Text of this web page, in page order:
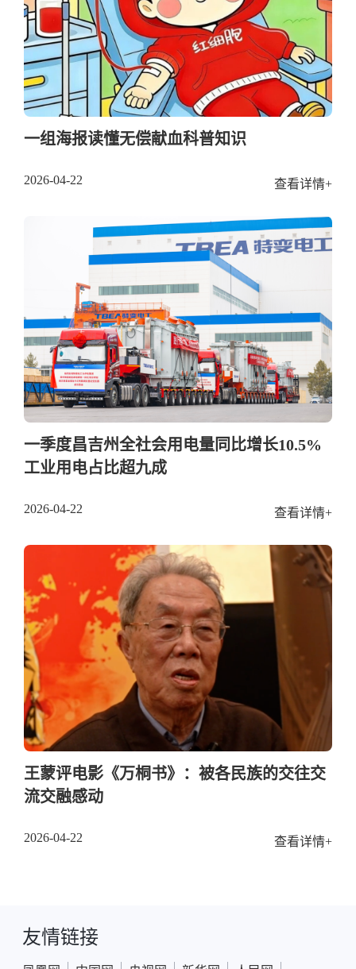
一组海报读懂无偿献血科普知识
2026-04-22 查看详情+
一季度昌吉州全社会用电量同比增长10.5%
工业用电占比超九成
2026-04-22 查看详情+
王蒙评电影《万桐书》：被各民族的交往交
流交融感动
2026-04-22 查看详情+
友情链接